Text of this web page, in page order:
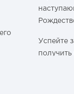
Успейте